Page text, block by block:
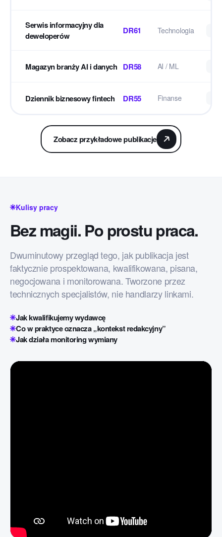
Serwis informacyjny dla
deweloperów
DR61 Technologia
Magazyn branży AI i danych DR58 AI / ML
Dziennik biznesowy fintech DR55 Finanse
Zobacz przykładowe publikacje
Kulisy pracy
Bez magii. Po prostu praca.
Dwuminutowy przegląd tego, jak publikacja jest
faktycznie prospektowana, kwalifikowana, pisana,
negocjowana i monitorowana. Tworzone przez
technicznych specjalistów, nie handlarzy linkami.
Jak kwalifikujemy wydawcę
Co w praktyce oznacza „kontekst redakcyjny”
Jak działa monitoring wymiany